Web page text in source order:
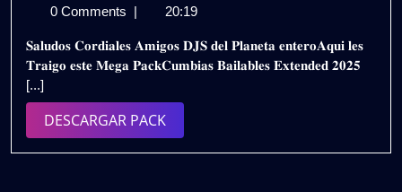
de
de
2025
𝗣𝗔𝗖𝗞
𝟮𝟬𝟮𝟱
0 Comments | 20:19
𝐒𝐚𝐥𝐮𝐝𝐨𝐬 𝐂𝐨𝐫𝐝𝐢𝐚𝐥𝐞𝐬 𝐀𝐦𝐢𝐠𝐨𝐬 𝐃𝐉𝐒 𝐝𝐞𝐥 𝐏𝐥𝐚𝐧𝐞𝐭𝐚 𝐞𝐧𝐭𝐞𝐫𝐨𝐀𝐪𝐮𝐢 𝐥𝐞𝐬
𝐓𝐫𝐚𝐢𝐠𝐨 𝐞𝐬𝐭𝐞 𝐌𝐞𝐠𝐚 𝐏𝐚𝐜𝐤𝐂𝐮𝐦𝐛𝐢𝐚𝐬 𝐁𝐚𝐢𝐥𝐚𝐛𝐥𝐞𝐬 𝐄𝐱𝐭𝐞𝐧𝐝𝐞𝐝 𝟐𝟎𝟐𝟓
[...]
DESCARGAR PACKDESCARGAR
PACK